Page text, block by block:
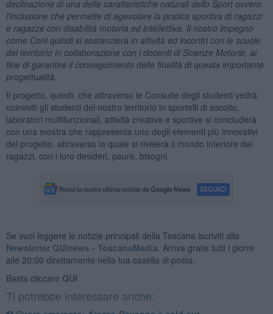
declinazione di una delle caratteristiche naturali dello Sport ovvero
l'inclusione che permette di agevolare la pratica sportiva di ragazzi
e ragazze con disabilità motoria ed intellettiva. Il nostro impegno
come Coni quindi si sostanzierà in attività ed incontri con le scuole
del territorio in collaborazione con i docenti di Scienze Motorie, al
fine di garantire il conseguimento delle finalità di questa importante
progettualità.
Il progetto, quindi, che attraverso le Consulte degli studenti vedrà
coinvolti gli studenti del nostro territorio in sportelli di ascolto,
laboratori multifunzionali, attività creative e sportive si concluderà
con una mostra che rappresenta uno degli elementi più innovativi
del progetto, attraverso la quale si rivelerà il mondo interiore dei
ragazzi, con i loro desideri, paure, bisogni.
Se vuoi leggere le notizie principali della Toscana iscriviti alla
Newsletter QUInews - ToscanaMedia. Arriva gratis tutti i giorni
alle 20:00 direttamente nella tua casella di posta.
Basta cliccare QUI
Ti potrebbe interessare anche: